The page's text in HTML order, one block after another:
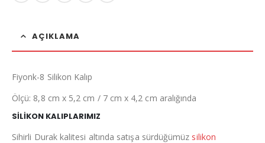
AÇIKLAMA
Fiyonk-8 Silikon Kalıp
Ölçü: 8,8 cm x 5,2 cm / 7 cm x 4,2 cm aralığında
SİLİKON KALIPLARIMIZ
Sihirli Durak kalitesi altında satışa sürdüğümüz silikon